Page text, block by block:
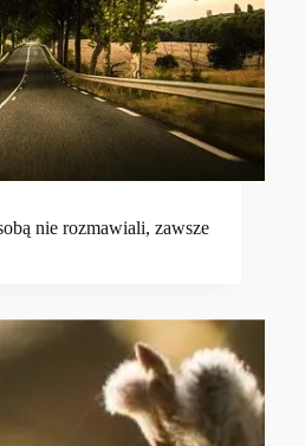
nie rozmawiali, zawsze